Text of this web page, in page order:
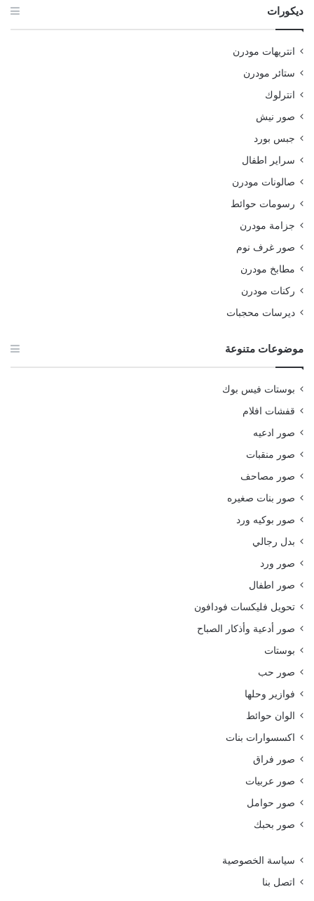
ديكورات
انتريهات مودرن
ستائر مودرن
انترلوك
صور نيش
جبس بورد
سراير اطفال
صالونات مودرن
رسومات حوائط
جزامة مودرن
صور غرف نوم
مطابخ مودرن
ركنات مودرن
ديرسات محجبات
موضوعات متنوعة
بوستات فيس بوك
قفشات افلام
صور ادعيه
صور منقبات
صور مصاحف
صور بنات صغيره
صور بوكيه ورد
بدل رجالي
صور ورد
صور اطفال
تحويل فليكسات فودافون
صور أدعية وأذكار الصباح
بوستات
صور حب
فوازير وحلها
الوان حوائط
اكسسوارات بنات
صور فراق
صور عربيات
صور حوامل
صور بحبك
سياسة الخصوصية
اتصل بنا